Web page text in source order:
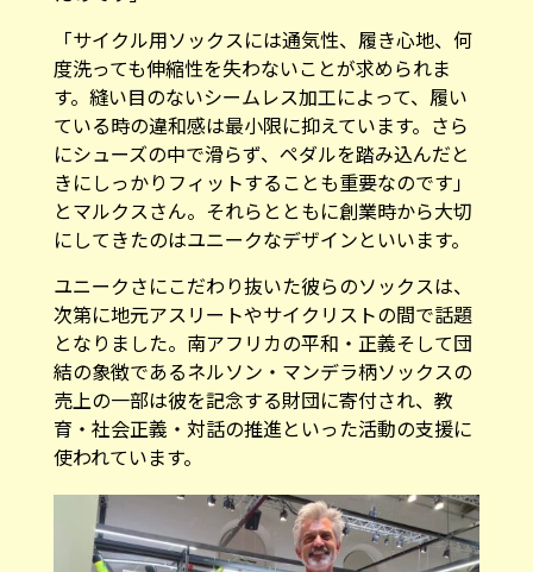
「サイクル用ソックスには通気性、履き心地、何
度洗っても伸縮性を失わないことが求められま
す。縫い目のないシームレス加工によって、履い
ている時の違和感は最小限に抑えています。さら
にシューズの中で滑らず、ペダルを踏み込んだと
きにしっかりフィットすることも重要なのです」
とマルクスさん。それらとともに創業時から大切
にしてきたのはユニークなデザインといいます。
ユニークさにこだわり抜いた彼らのソックスは、
次第に地元アスリートやサイクリストの間で話題
となりました。南アフリカの平和・正義そして団
結の象徴であるネルソン・マンデラ柄ソックスの
売上の一部は彼を記念する財団に寄付され、教
育・社会正義・対話の推進といった活動の支援に
使われています。